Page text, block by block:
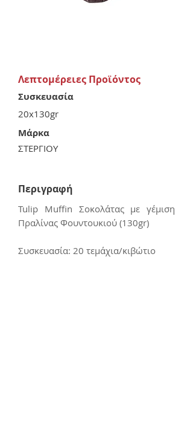
Λεπτομέρειες Προϊόντος
Συσκευασία
20x130gr
Μάρκα
ΣΤΕΡΓΙΟΥ
Περιγραφή
Tulip Muffin Σοκολάτας με γέμιση
Πραλίνας Φουντουκιού (130gr)
Συσκευασία: 20 τεμάχια/κιβώτιο